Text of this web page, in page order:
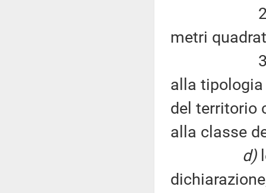
2) entità
metri
3)
alla
del territorio
alla classe
d)